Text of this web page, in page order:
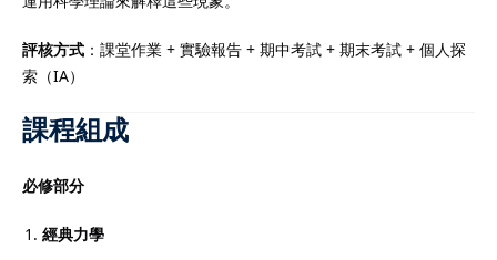
評核方式 ：課堂作業 + 實驗報告 + 期中考試 + 期末考試 + 個人探
索（IA）
課程組成
必修部分
經典力學